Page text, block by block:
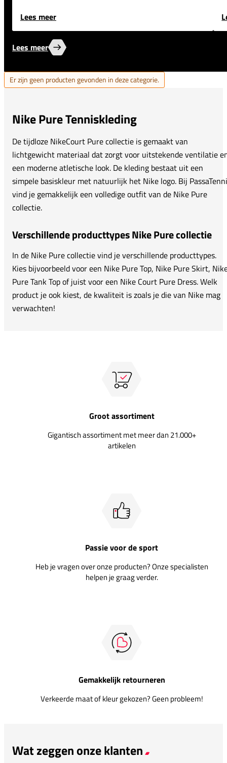
Lees meer
Lees meer
Er zijn geen producten gevonden in deze categorie.
Nike Pure Tenniskleding
De tijdloze NikeCourt Pure collectie is gemaakt van
lichtgewicht materiaal dat zorgt voor uitstekende ventilatie
een moderne atletische look. De kleding bestaat uit een
simpele basiskleur met natuurlijk het Nike logo. Bij
vind je gemakkelijk een volledige outfit van de Nike Pure
collectie.
Verschillende producttypes Nike Pure collectie
In de Nike Pure collectie vind je verschillende producttypes.
Kies bijvoorbeeld voor een Nike Pure Top, Nike Pure Skirt,
Pure Tank Top of juist voor een Nike Court Pure Dress. Welk
product je ook kiest, de kwaliteit is zoals je die van Nike mag
verwachten!
Groot assortiment
Gigantisch assortiment met meer dan 21.000+
artikelen
Passie voor de sport
Heb je vragen over onze producten? Onze specialisten
helpen je graag verder.
Gemakkelijk retourneren
Verkeerde maat of kleur gekozen? Geen probleem!
Wat zeggen onze klanten